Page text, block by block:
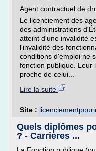
Agent contractuel de
Le licenciement des
des administrations
atteint d'une invalidité
l'invalidité des
conditions d'emploi ne
fonction publique. Leur
proche de celui...
Lire la suite
Site :
Quels diplômes
? - Carrières ...